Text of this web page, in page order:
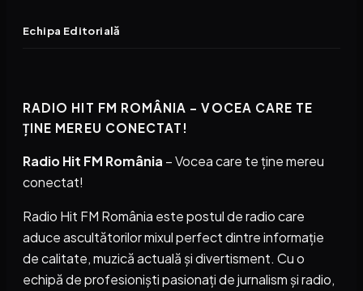
Echipa Editorială
RADIO HIT FM ROMÂNIA – VOCEA CARE TE
ȚINE MEREU CONECTAT!
Radio Hit FM România – Vocea care te ține mereu
conectat!
Radio Hit FM România este postul de radio care
aduce ascultătorilor mixul perfect dintre informație
de calitate, muzică actuală și divertisment. Cu o
echipă de profesioniști pasionați de jurnalism și radio,